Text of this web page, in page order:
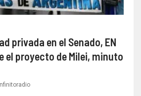
privada en el Senado, EN
el proyecto de Milei, minuto